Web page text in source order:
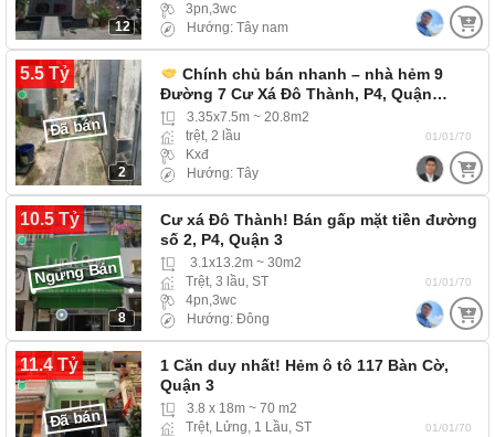
12
3pn,3wc
Hướng: Tây nam
5.5 Tỷ
2
Đã bán
Chính chủ bán nhanh – nhà hẻm 9
Đường 7 Cư Xá Đô Thành, P4, Quận…
3.35x7.5m ~ 20.8m2
trệt, 2 lầu
Kxđ
Hướng: Tây
01/01/70
Ngưng Bán
10.5 Tỷ
8
Ngưng Bán
Cư xá Đô Thành! Bán gấp mặt tiền đường
số 2, P4, Quận 3
3.1x13.2m ~ 30m2
Trệt, 3 lầu, ST
4pn,3wc
Hướng: Đông
01/01/70
11.4 Tỷ
Đã bán
1 Căn duy nhất! Hẻm ô tô 117 Bàn Cờ,
Quận 3
3.8 x 18m ~ 70 m2
Trệt, Lửng, 1 Lầu, ST
01/01/70